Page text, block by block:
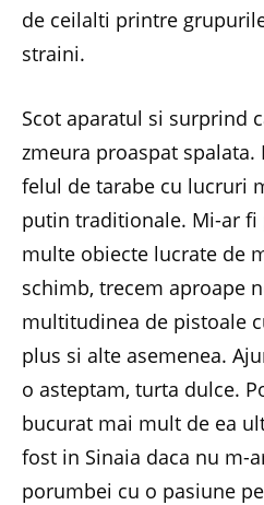
de ceilalti printre
straini.
Scot aparatul si surprind
zmeura proaspat spalata.
felul de tarabe cu lucruri
putin traditionale. Mi-ar fi
multe obiecte lucrate de
schimb, trecem aproape
multitudinea de pistoale
plus si alte asemenea.
o asteptam, turta dulce.
bucurat mai mult de ea
fost in Sinaia daca nu m-
porumbei cu o pasiune